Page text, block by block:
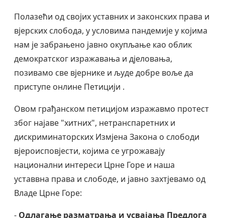
Полазећи од својих уставних и законских права и
вјерских слобода, у условима пандемије у којима
нам је забрањено јавно окупљање као облик
демократског изражавања и дјеловања,
позивамо све вјернике и људе добре воље да
приступе онлине Петицији .
Овом грађанском петицијом изражавмо протест
због најаве "хитних", нетранспаретних и
дискриминаторских Измјена Закона о слободи
вјероисповјести, којима се угрожавају
национални интереси Црне Горе и наша
уставвна права и слободе, и јавно захтјевамо од
Владе Црне Горе:
- Одлагање разматрања и усвајања Предлога